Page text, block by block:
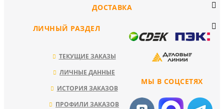
ДОСТАВКА
МЫ В СОЦСЕТЯХ
ЛИЧНЫЙ РАЗДЕЛ
ТЕКУЩИЕ ЗАКАЗЫ
ЛИЧНЫЕ ДАННЫЕ
ИСТОРИЯ ЗАКАЗОВ
ПРОФИЛИ ЗАКАЗОВ